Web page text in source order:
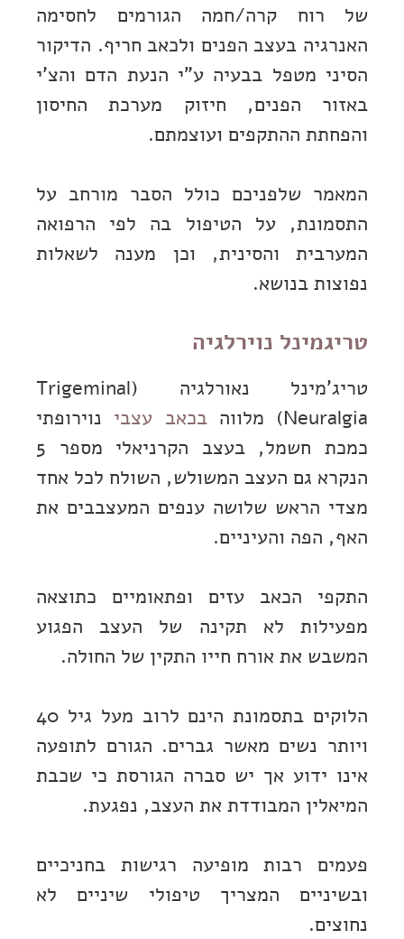
של רוח קרה/חמה הגורמים לחסימה
האנרגיה בעצב הפנים ולכאב חריף. הדיקור
הסיני מטפל בבעיה ע”י הנעת הדם והצ’י
באזור הפנים, חיזוק מערכת החיסון
והפחתת ההתקפים ועוצמתם.
המאמר שלפניכם כולל הסבר מורחב על
התסמונת, על הטיפול בה לפי הרפואה
המערבית והסינית, וכן מענה לשאלות
נפוצות בנושא.
טריגמינל נוירלגיה
טריג’מינל נאורלגיה (Trigeminal
Neuralgia) מלווה
בכאב עצבי נוירופתי
כמכת חשמל, בעצב הקרניאלי מספר 5
הנקרא גם העצב המשולש, השולח לכל אחד
מצדי הראש שלושה ענפים המעצבבים את
האף, הפה והעיניים.
התקפי הכאב עזים ופתאומיים כתוצאה
מפעילות לא תקינה של העצב הפגוע
המשבש את אורח חייו התקין של החולה.
הלוקים בתסמונת הינם לרוב מעל גיל 40
ויותר נשים מאשר גברים. הגורם לתופעה
אינו ידוע אך יש סברה הגורסת כי שכבת
המיאלין המבודדת את העצב, נפגעת.
פעמים רבות מופיעה רגישות בחניכיים
ובשיניים המצריך טיפולי שיניים לא
נחוצים.